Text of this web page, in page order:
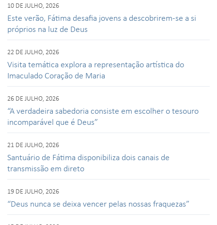
10 DE JULHO, 2026
Este verão, Fátima desafia jovens a descobrirem-se a si
próprios na luz de Deus
22 DE JULHO, 2026
Visita temática explora a representação artística do
Imaculado Coração de Maria
26 DE JULHO, 2026
“A verdadeira sabedoria consiste em escolher o tesouro
incomparável que é Deus”
21 DE JULHO, 2026
Santuário de Fátima disponibiliza dois canais de
transmissão em direto
19 DE JULHO, 2026
“Deus nunca se deixa vencer pelas nossas fraquezas”